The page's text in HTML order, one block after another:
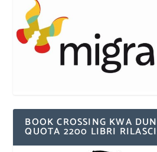
BOOK CROSSING KWA
QUOTA 2200 LIBRI